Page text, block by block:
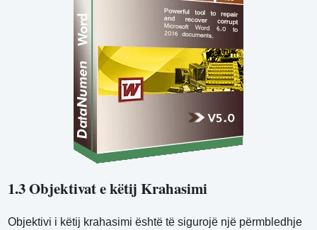
1.3 Objektivat e këtij Krahasimi
Objektivi i këtij krahasimi është të sigurojë një përmbledhje